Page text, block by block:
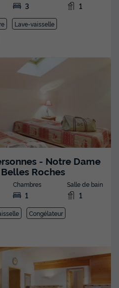
3 1
Lave-vaisselle
- Notre Dame
Roches
Chambres
1
Salle de bain
1
Congélateur